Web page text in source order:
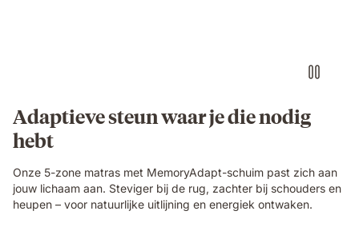
Adaptieve steun waar je die nodig
hebt
Onze 5-zone matras met MemoryAdapt-schuim past zich aan
jouw lichaam aan. Steviger bij de rug, zachter bij schouders en
heupen – voor natuurlijke uitlijning en energiek ontwaken.